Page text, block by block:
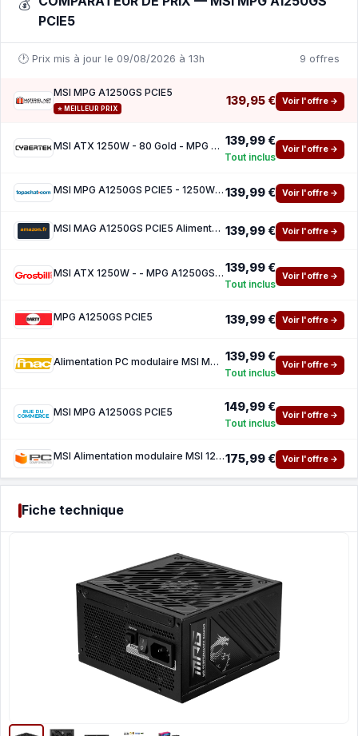
💰
PCIE5
🕐 Prix mis à jour le 09/08/2026 à 13h 9 offres
MSI MPG A1250GS PCIE5
⭐ MEILLEUR PRIX
139,95 € Voir l'offre →
MSI ATX 1250W - 80 Gold - MPG A1250GS PCIE5 Noir 139,99 €
Tout inclus
Voir l'offre →
MSI MPG A1250GS PCIE5 - 1250W ( 10 euros de reduction avec le code promo SPORTS ) 139,99 € Voir l'offre →
MSI MAG A1250GS PCIE5 Alimentation modulaire ATX 3.1, 80 Plus Gold 139,99 € Voir l'offre →
MSI ATX 1250W - - MPG A1250GS PCIE5 Black 139,99 €
Tout inclus
Voir l'offre →
MPG A1250GS PCIE5 139,99 € Voir l'offre →
Alimentation PC modulaire MSI MPG A1250GS PCIE5 1250W 80 PLUS Gold Black 139,99 €
Tout inclus
Voir l'offre →
MSI MPG A1250GS PCIE5 149,99 €
Tout inclus
Voir l'offre →
MSI Alimentation modulaire MSI 1250 W 80PLUS Gold MPG A1250GS PCIE5 avec protections avanc175,99 € Voir l'offre →
Fiche technique